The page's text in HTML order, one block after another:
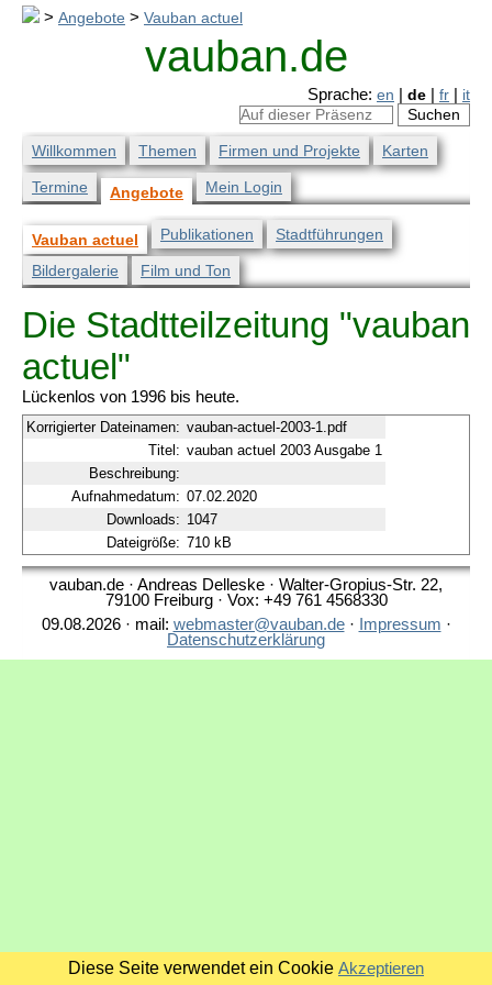
> Angebote > Vauban actuel
vauban.de
Sprache: en de fr it
Willkommen Themen Firmen und Projekte Karten
Termine Angebote Mein Login
Vauban actuel Publikationen Stadtführungen
Bildergalerie Film und Ton
Die Stadtteilzeitung "vauban
actuel"
Lückenlos von 1996 bis heute.
Korrigierter Dateinamen: vauban-actuel-2003-1.pdf
Titel: vauban actuel 2003 Ausgabe 1
Beschreibung:
Aufnahmedatum: 07.02.2020
Downloads: 1047
Dateigröße: 710 kB
vauban.de · Andreas Delleske · Walter-Gropius-Str. 22,
79100 Freiburg · Vox: +49 761 4568330
09.08.2026 · mail: webmaster@vauban.de· Impressum ·
Datenschutzerklärung
Diese Seite verwendet ein Cookie Akzeptieren